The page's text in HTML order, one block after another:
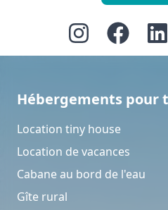
Hébergements pour
Location tiny house
Location de vacances
Cabane au bord de l'eau
Gîte rural